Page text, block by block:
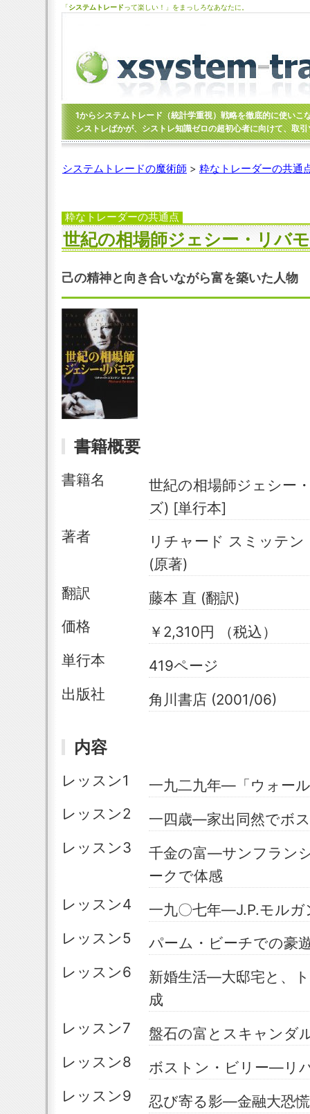
「システムトレードって楽しい！」をまっしろなあなたに。
1からシステムトレード（統計学重視）戦略を徹底的に使い
シストレばかが、シストレ知識ゼロの超初心者に向けて、取
システムトレードの魔術師 > 粋なトレーダーの共通
粋なトレーダーの共通点
世紀の相場師ジェシー・リバ
己の精神と向き合いながら富を築いた人物
書籍概要
書籍名
世紀の相場師ジェシー
ズ) [単行本]
著者
リチャード スミッテ
(原著)
翻訳
藤本 直 (翻訳)
価格
￥2,310円 （税込）
単行本
419ページ
出版社
角川書店 (2001/06)
内容
レッスン1
一九二九年―「ウォー
レッスン2
一四歳―家出同然でボ
レッスン3
千金の富―サンフラン
ークで体感
レッスン4
一九〇七年―J.P.モルガ
レッスン5
パーム・ビーチでの豪
レッスン6
新婚生活―大邸宅と、
成
レッスン7
盤石の富とスキャンダ
レッスン8
ボストン・ビリー―リ
レッスン9
忍び寄る影―金融大恐